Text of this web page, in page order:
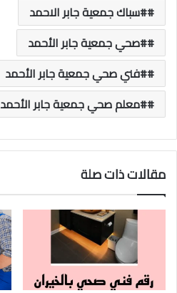
#سباك جمعية جابر الاحمد
#صحي جمعية جابر الأحمد
#فني صحي جمعية جابر الأحمد
#معلم صحي جمعية جابر الأحمد
مقالات ذات صلة